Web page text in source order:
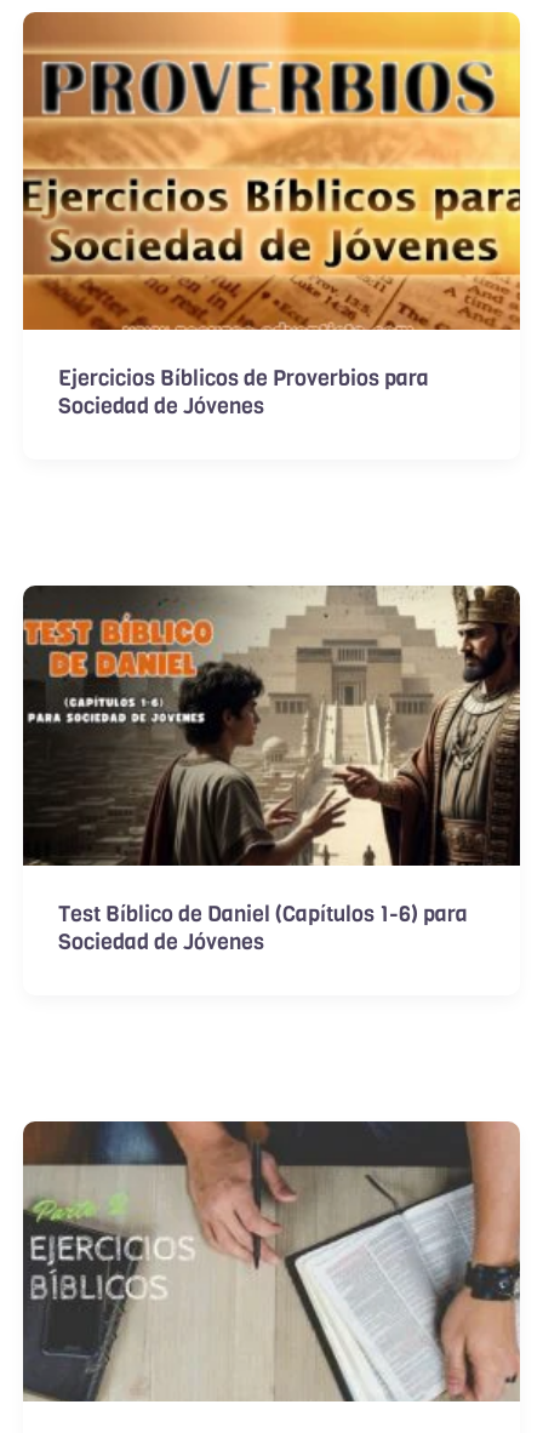
Ejercicios Bíblicos de Proverbios para
Sociedad de Jóvenes
Test Bíblico de Daniel (Capítulos 1-6) para
Sociedad de Jóvenes